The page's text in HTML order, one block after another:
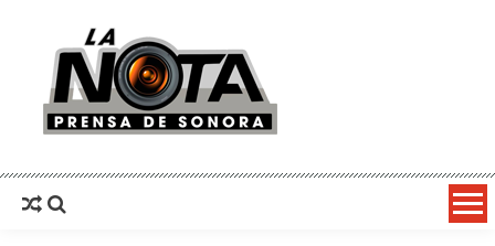
La Nota Prensa De Sonora